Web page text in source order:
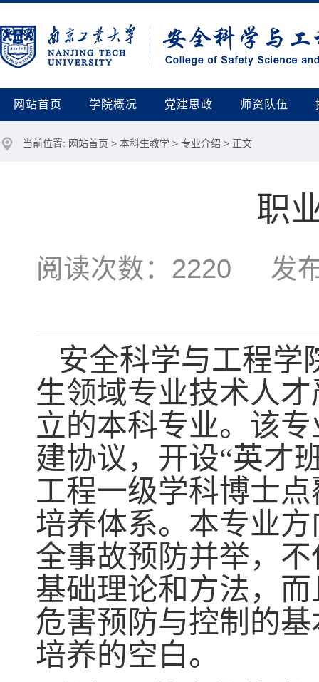
网站首页 学院概况 党建思政 师资队伍
当前位置: 网站首页 > 本科生教学 > 专业介绍 > 正文
职
阅读次数： 2220 发布
安全科学与工程学
生领域专业技术人
立的本科专业。该
建协议，开设“英才
工程一级学科博士
培养体系。本专业
全事故预防并举，
基础理论和方法，
危害预防与控制的
培养的空白。